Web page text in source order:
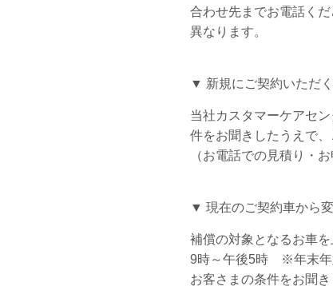
合わせ先までお電話く
異なります。
▼ 新規にご契約いただ
当社カスタマーケアセ
件をお聞きしたうえで
（お電話での見積り・
▼ 現在のご契約車から
補償の対象となるお車
9時～午後5時 ※年末年
お客さまの条件をお聞